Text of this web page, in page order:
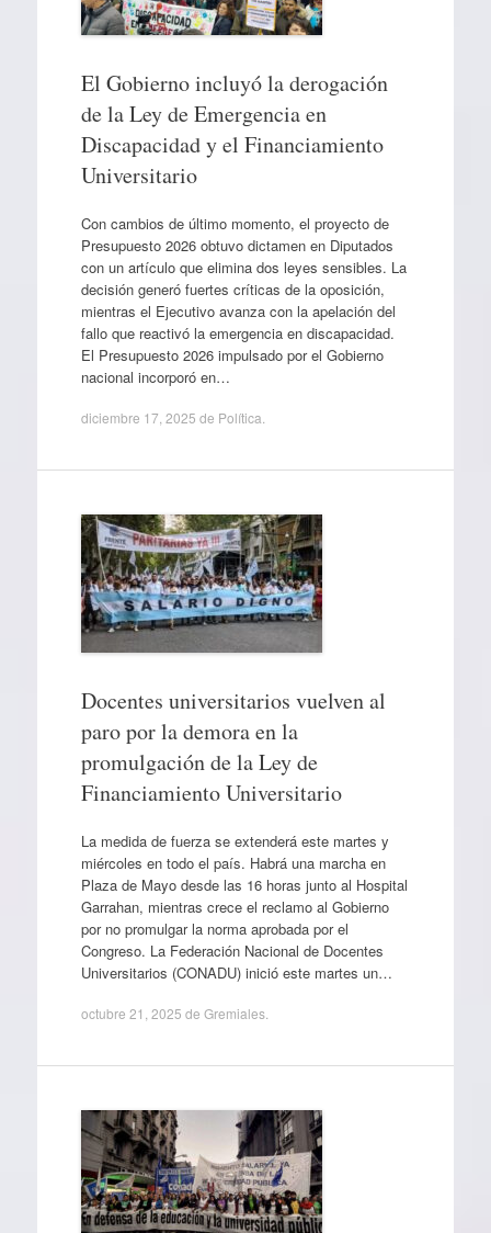
El Gobierno incluyó la derogación
de la Ley de Emergencia en
Discapacidad y el Financiamiento
Universitario
Con cambios de último momento, el proyecto de
Presupuesto 2026 obtuvo dictamen en Diputados
con un artículo que elimina dos leyes sensibles. La
decisión generó fuertes críticas de la oposición,
mientras el Ejecutivo avanza con la apelación del
fallo que reactivó la emergencia en discapacidad.
El Presupuesto 2026 impulsado por el Gobierno
nacional incorporó en…
diciembre 17, 2025 de Política
Docentes universitarios vuelven al
paro por la demora en la
promulgación de la Ley de
Financiamiento Universitario
La medida de fuerza se extenderá este martes y
miércoles en todo el país. Habrá una marcha en
Plaza de Mayo desde las 16 horas junto al Hospital
Garrahan, mientras crece el reclamo al Gobierno
por no promulgar la norma aprobada por el
Congreso. La Federación Nacional de Docentes
Universitarios (CONADU) inició este martes un…
octubre 21, 2025 de Gremiales.